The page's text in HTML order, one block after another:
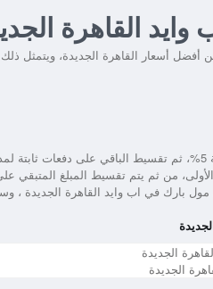
القاهرة
الجديدة